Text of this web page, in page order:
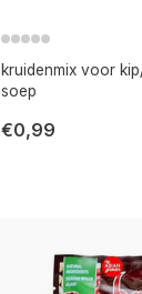
kruidenmix voor
soep
€0,99